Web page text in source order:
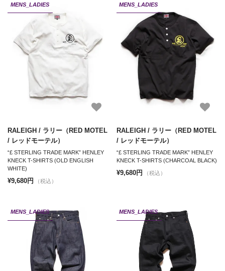
MENS_LADIES
RALEIGH / ラリー（RED MOTEL
/ レッドモーテル）
“£ STERLING TRADE MARK” HENLEY
KNECK T-SHIRTS (OLD ENGLISH
WHITE)
¥9,680円 （税込）
MENS_LADIES
RALEIGH / ラリー（RED MOTEL
/ レッドモーテル）
“£ STERLING TRADE MARK” HENLEY
KNECK T-SHIRTS (CHARCOAL BLACK)
¥9,680円 （税込）
MENS_LADIES MENS_LADIES